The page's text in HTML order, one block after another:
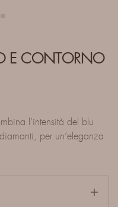
E CONTORNO
l’intensità del blu
per un’eleganza